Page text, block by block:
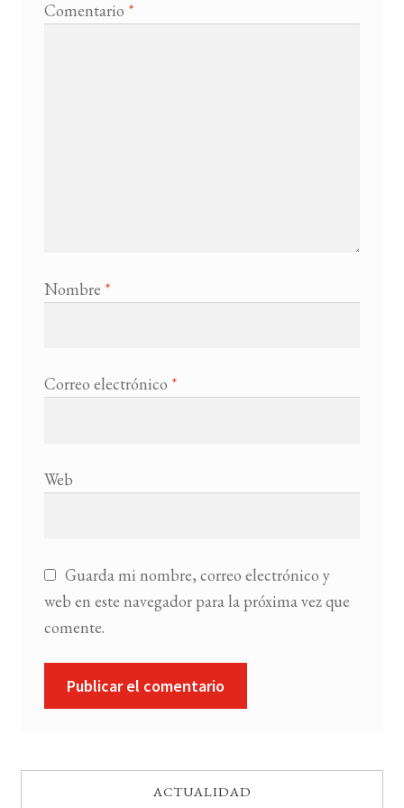
Comentario *
Nombre *
Correo electrónico *
Web
Guarda mi nombre, correo electrónico y
web en este navegador para la próxima vez que
comente.
ACTUALIDAD